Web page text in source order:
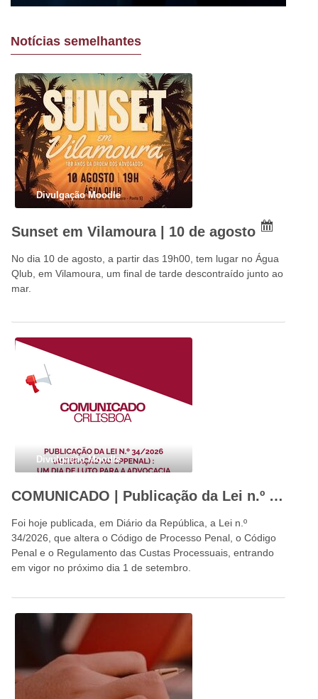
Notícias semelhantes
Divulgação Moodle
Sunset em Vilamoura | 10 de agosto
No dia 10 de agosto, a partir das 19h00, tem lugar no Água
Qlub, em Vilamoura, um final de tarde descontraído junto ao
mar.
Divulgação Moodle
COMUNICADO | Publicação da Lei n.º 34/2026: um dia de luto para a advocacia portuguesa e para o Estado de Direito
Foi hoje publicada, em Diário da República, a Lei n.º
34/2026, que altera o Código de Processo Penal, o Código
Penal e o Regulamento das Custas Processuais, entrando
em vigor no próximo dia 1 de setembro.